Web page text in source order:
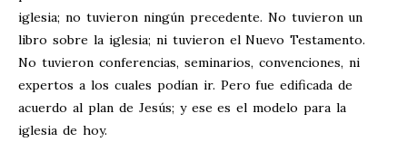
iglesia; no tuvieron ningún precedente. No tuvieron un
libro sobre la iglesia; ni tuvieron el Nuevo Testamento.
No tuvieron conferencias, seminarios, convenciones, ni
expertos a los cuales podían ir. Pero fue edificada de
acuerdo al plan de Jesús; y ese es el modelo para la
iglesia de hoy.